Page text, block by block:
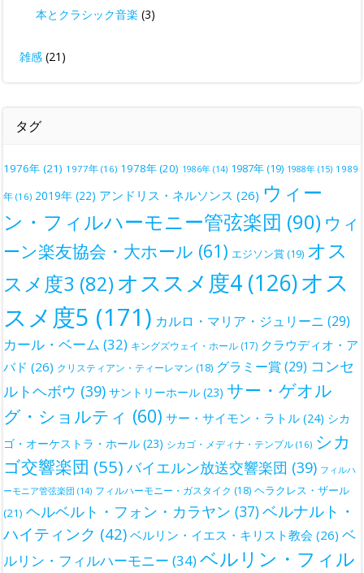
本とクラシック音楽 (3)
雑感 (21)
タグ
1976年 (21) 1977年 (16) 1978年(20) 1986年 (14) 1987年(19) 1988年 (15) 1989
年 (16) 2019年 (22) アンドリス・ネルソンス (26) ウィー
ン・フィルハーモニー管弦楽団 (90) ウィ
ーン楽友協会・大ホール (61) エジソン賞(19) オス
スメ度3 (82) オススメ度4 (126)オス
スメ度5 (171) カルロ・マリア・ジュリーニ (29)
カール・ベーム (32) キングズウェイ・ホール (17) クラウディオ・ア
バド (26) クリスティアン・ティーレマン (18) グラミー賞 (29) コンセ
ルトヘボウ (39) サントリーホール (23) サー・ゲオル
グ・ショルティ (60) サー・サイモン・ラトル (24) シカ
ゴ・オーケストラ・ホール (23) シカゴ・メディナ・テンプル (16) シカ
ゴ交響楽団 (55) バイエルン放送交響楽団 (39) フィルハ
ーモニア管弦楽団 (14) フィルハーモニー・ガスタイク (18) ヘラクレス・ザール
(21) ヘルベルト・フォン・カラヤン (37)ベルナルト・
ハイティンク (42) ベルリン・イエス・キリスト教会 (26) ベ
ルリン・フィルハーモニー (34)ベルリン・フィル